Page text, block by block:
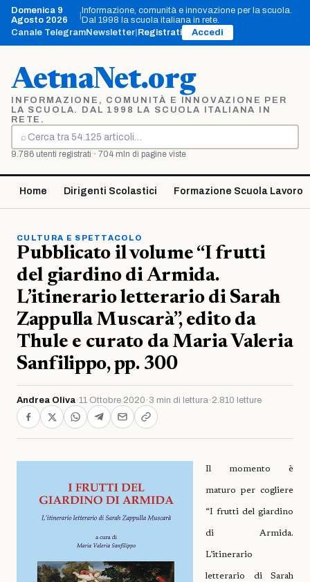
Vai
contenuto
Domenica 9
Agosto 2026
|Informazione, comunità e innovazione per la scuola.
Dal 1998 la scuola italiana in rete.
Canale TelegramNewsletter Registrati Accedi
AetnaNet.org
INFORMAZIONE, COMUNITÀ E INNOVAZIONE PER
LA SCUOLA. DAL 1998 LA SCUOLA ITALIANA IN
RETE.
⌕
Cerca
9.786 utenti registrati · 704 mln di pagine viste
Home Dirigenti Scolastici Formazione Scuola Lavoro
CULTURA E SPETTACOLO
Pubblicato il volume “I frutti
del giardino di Armida.
L’itinerario letterario di Sarah
Zappulla Muscarà”, edito da
Thule e curato da Maria Valeria
Sanfilippo, pp. 300
Andrea Oliva·11 Ottobre 2020 · 3 min di lettura· 2.810 letture
Il momento è
maturo per cogliere
“I frutti del giardino
di Armida.
L’itinerario
letterario di Sarah